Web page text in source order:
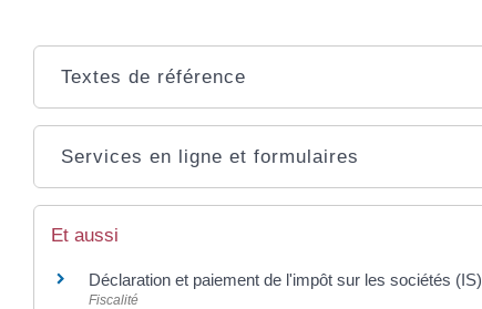
Textes de référence
Services en ligne et formulaires
Et aussi
Déclaration et paiement de l'impôt sur les sociétés (IS)
Fiscalité